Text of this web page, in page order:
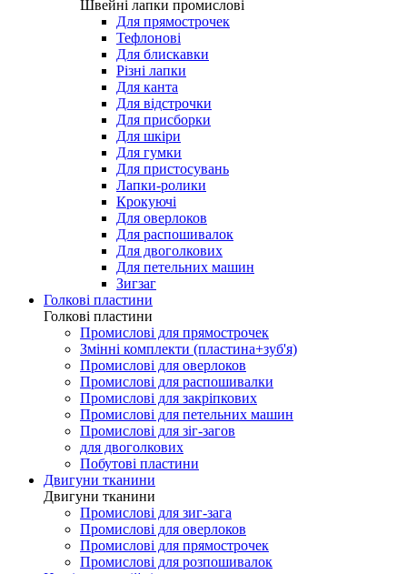
Швейні лапки промислові
Для прямострочек
Тефлонові
Для блискавки
Різні лапки
Для канта
Для відстрочки
Для присборки
Для шкіри
Для гумки
Для пристосувань
Лапки-ролики
Крокуючі
Для оверлоков
Для распошивалок
Для двоголкових
Для петельних машин
Зигзаг
Голкові пластини
Голкові пластини
Промислові для прямострочек
Змінні комплекти (пластина+зуб'я)
Промислові для оверлоков
Промислові для распошивалки
Промислові для закріпкових
Промислові для петельних машин
Промислові для зіг-загов
для двоголкових
Побутові пластини
Двигуни тканини
Двигуни тканини
Промислові для зиг-зага
Промислові для оверлоков
Промислові для прямострочек
Промислові для розпошивалок